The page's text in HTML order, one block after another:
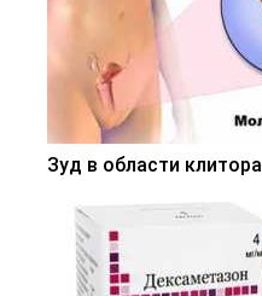
Зуд в области клитора